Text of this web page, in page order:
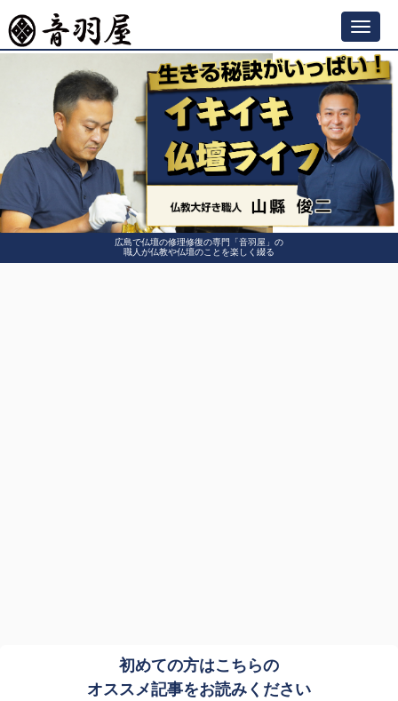
広島で仏壇の修理修復の専門「音羽屋」の
職人が仏教や仏壇のことを楽しく綴る
初めての方はこちらの
オススメ記事をお読みください